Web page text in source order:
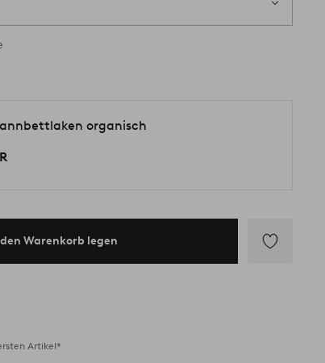
organisch
Warenkorb legen
Artikel*